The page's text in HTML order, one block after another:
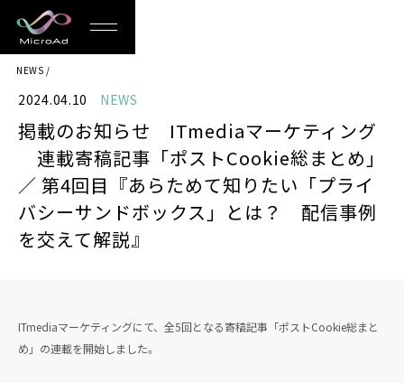
MicroAd
-
Redesigning
the
Future
Life
NEWS
2024.04.10 NEWS
掲載のお知らせ ITmediaマーケティング
連載寄稿記事「ポストCookie総まとめ」
／ 第4回目『あらためて知りたい「プライ
バシーサンドボックス」とは？ 配信事例
を交えて解説』
ITmediaマーケティングにて、全5回となる寄稿記事「ポストCookie総まと
め」の連載を開始しました。